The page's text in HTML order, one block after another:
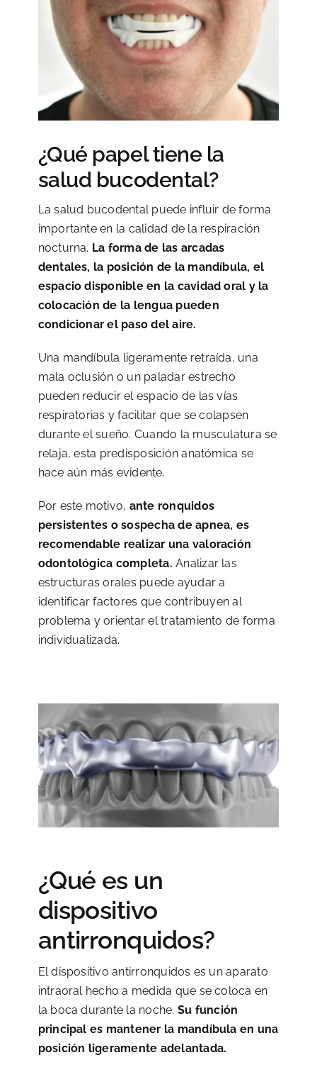
¿Qué papel tiene la
salud bucodental?
La salud bucodental puede influir de forma
importante en la calidad de la respiración
nocturna. La forma de las arcadas
dentales, la posición de la mandíbula, el
espacio disponible en la cavidad oral y la
colocación de la lengua pueden
condicionar el paso del aire.
Una mandíbula ligeramente retraída, una
mala oclusión o un paladar estrecho
pueden reducir el espacio de las vías
respiratorias y facilitar que se colapsen
durante el sueño. Cuando la musculatura se
relaja, esta predisposición anatómica se
hace aún más evidente.
Por este motivo, ante ronquidos
persistentes o sospecha de apnea, es
recomendable realizar una valoración
odontológica completa. Analizar las
estructuras orales puede ayudar a
identificar factores que contribuyen al
problema y orientar el tratamiento de forma
individualizada.
¿Qué es un
dispositivo
antirronquidos?
El dispositivo antirronquidos es un aparato
intraoral hecho a medida que se coloca en
la boca durante la noche. Su función
principal es mantener la mandíbula en una
posición ligeramente adelantada.